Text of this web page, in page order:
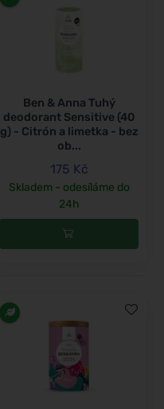
Ben & Anna Tuhý
deodorant Sensitive (40
g) - Citrón a limetka - bez
ob...
175 Kč
Skladem - odesíláme do
24h